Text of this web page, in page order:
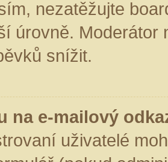
nezatěžujte
úrovně. Moderátor
snížit.
na e-mailový
uživatelé